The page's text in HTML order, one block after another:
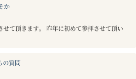
か
せて頂きます。 昨年に初めて参拝させて頂い
の質問